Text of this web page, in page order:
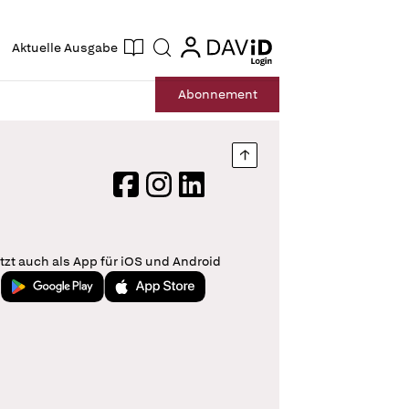
Aktuelle Ausgabe Suche login
login
Abonnement
Nach oben springen
FacebookInstagram
LinkedIn
auch als App für iOS und Android
Jetzt bei Google PlayLaden im App Store